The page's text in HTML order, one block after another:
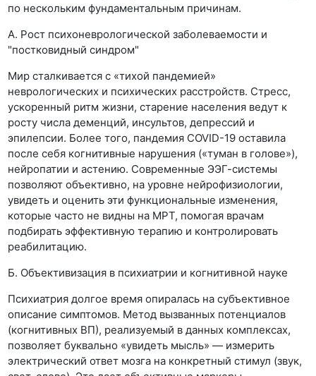
по нескольким фундаментальным причинам.
А. Рост психоневрологической заболеваемости и
"постковидный синдром"
Мир сталкивается с «тихой пандемией»
неврологических и психических расстройств. Стресс,
ускоренный ритм жизни, старение населения ведут к
росту числа деменций, инсультов, депрессий и
эпилепсии. Более того, пандемия COVID-19 оставила
после себя когнитивные нарушения («туман в голове»),
нейропатии и астению. Современные ЭЭГ-системы
позволяют объективно, на уровне нейрофизиологии,
увидеть и оценить эти функциональные изменения,
которые часто не видны на МРТ, помогая врачам
подбирать эффективную терапию и контролировать
реабилитацию.
Б. Объективизация в психиатрии и когнитивной науке
Психиатрия долгое время опиралась на субъективное
описание симптомов. Метод вызванных потенциалов
(когнитивных ВП), реализуемый в данных комплексах,
позволяет буквально «увидеть мысль» — измерить
электрический ответ мозга на конкретный стимул (звук,